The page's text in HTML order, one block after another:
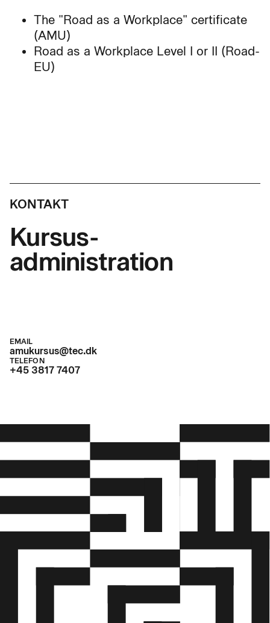
The "Road as a Workplace" certificate
(AMU)
Road as a Workplace Level I or II (Road-
EU)
KONTAKT
Kursus-
administration
EMAIL
amukursus@tec.dk
TELEFON
+45 3817 7407